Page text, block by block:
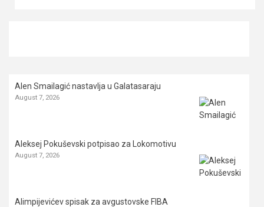
Alen Smailagić nastavlja u Galatasaraju
August 7, 2026
Aleksej Pokuševski potpisao za Lokomotivu
August 7, 2026
Alimpijevićev spisak za avgustovske FIBA